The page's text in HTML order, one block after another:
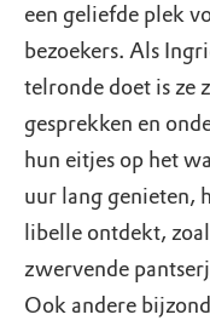
een geliefde plek
bezoekers. Als
telronde doet is ze
gesprekken en
hun eitjes op het
uur lang genieten,
libelle ontdekt,
zwervende
Ook andere